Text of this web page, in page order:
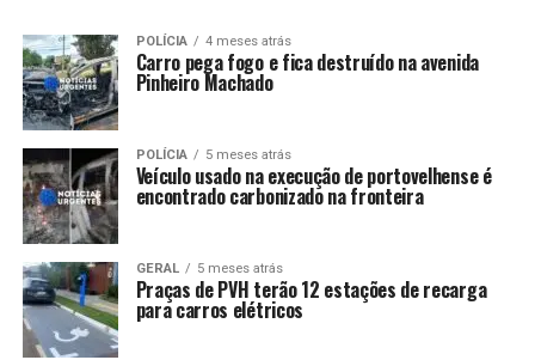
POLÍCIA 4 meses atrás
Carro pega fogo e fica destruído na avenida
Pinheiro Machado
POLÍCIA 5 meses atrás
Veículo usado na execução de portovelhense é
encontrado carbonizado na fronteira
GERAL 5 meses atrás
Praças de PVH terão 12 estações de recarga
para carros elétricos